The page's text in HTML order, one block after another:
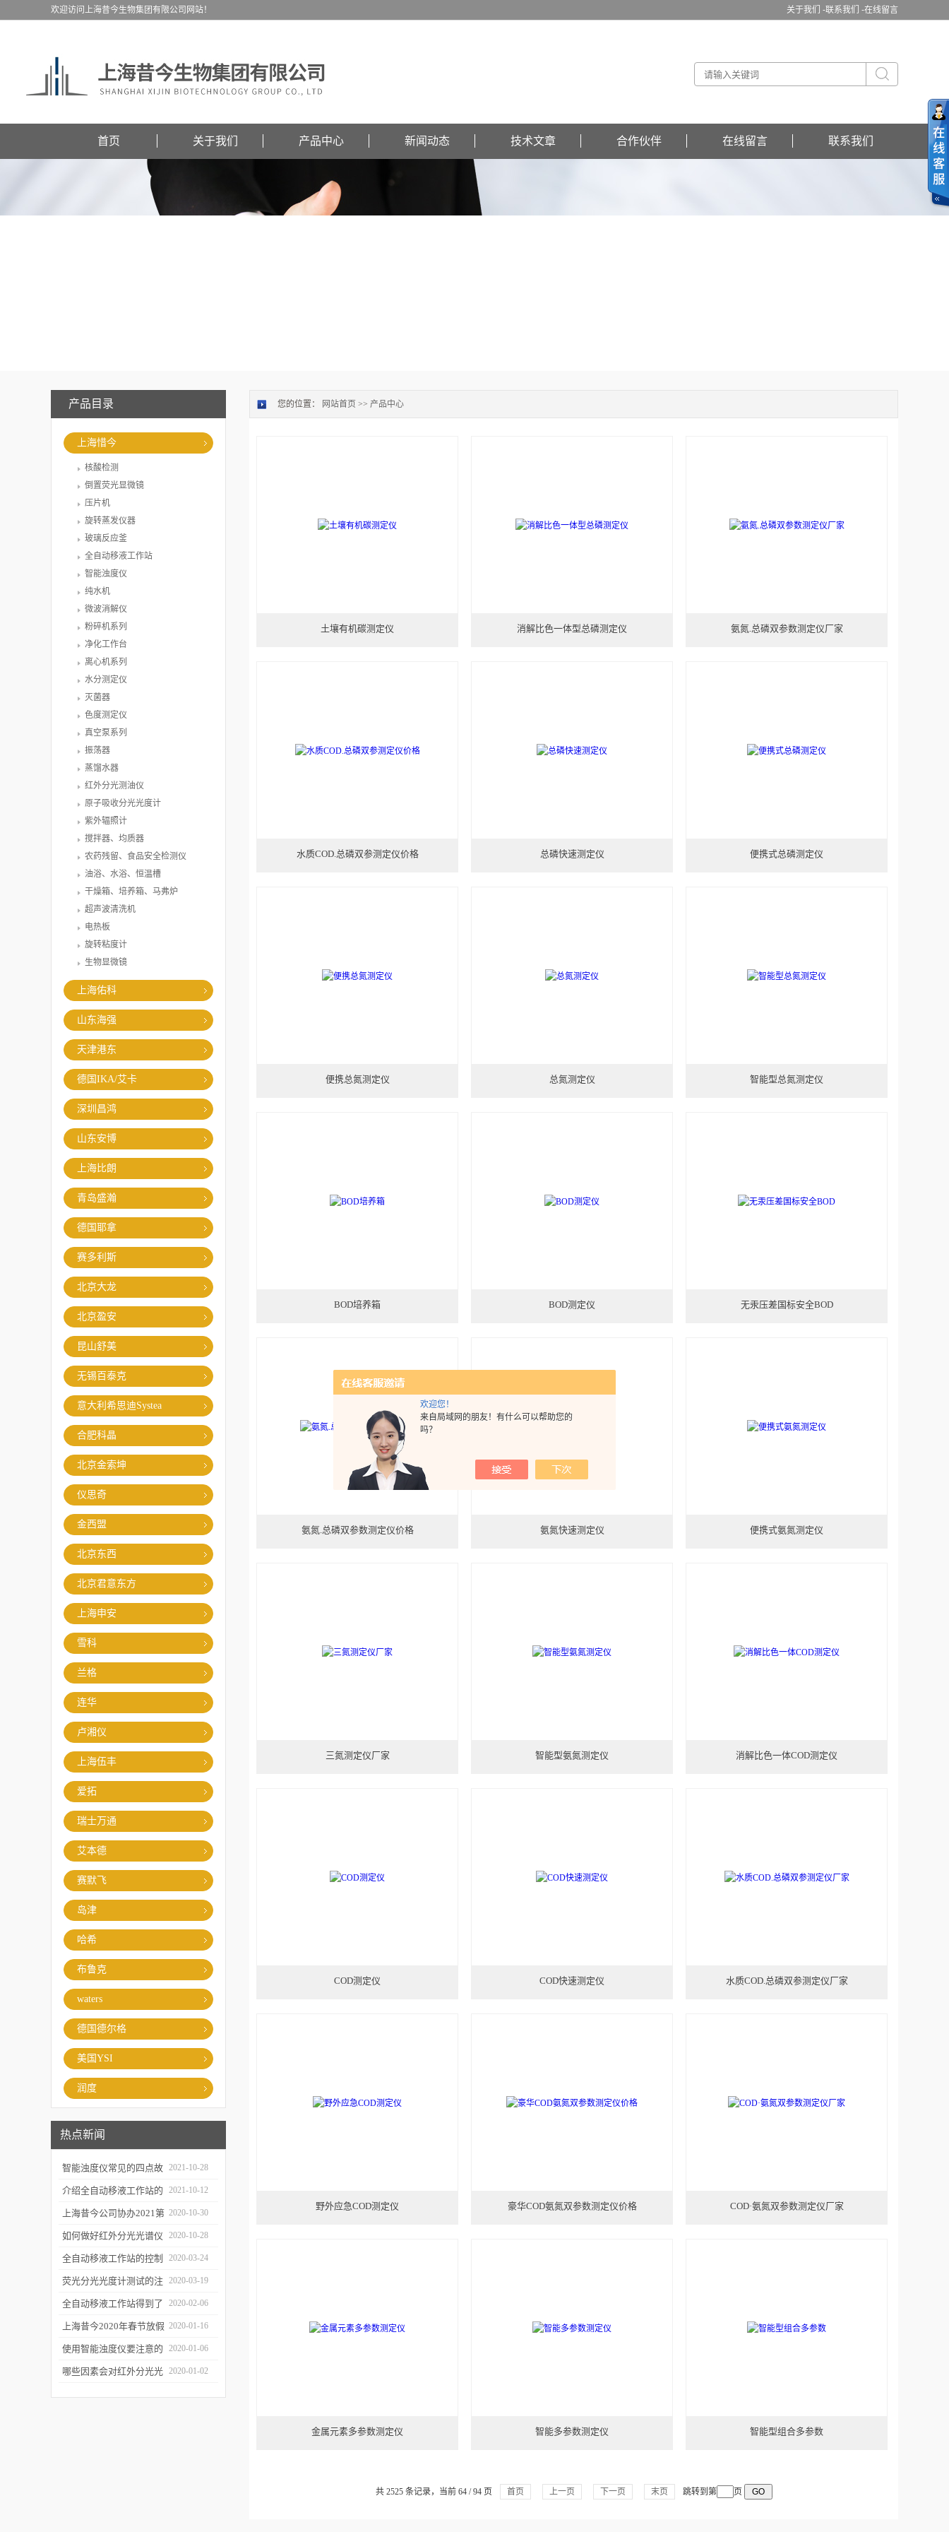
欢迎您！
来自局域网的朋友！有什么可以帮助您的
吗？
关于我们 -联系我们 -在线留言
欢迎访问上海昔今生物集团有限公司网站！
首页 关于我们 产品中心 新闻动态 技术文章 合作伙伴 在线留言 联系我们
产品目录
上海惜今
核酸检测
倒置荧光显微镜
压片机
旋转蒸发仪器
玻璃反应釜
全自动移液工作站
智能浊度仪
纯水机
微波消解仪
粉碎机系列
净化工作台
离心机系列
水分测定仪
灭菌器
色度测定仪
真空泵系列
振荡器
蒸馏水器
红外分光测油仪
原子吸收分光光度计
紫外辐照计
搅拌器、均质器
农药残留、食品安全检测仪
油浴、水浴、恒温槽
干燥箱、培养箱、马弗炉
超声波清洗机
电热板
旋转粘度计
生物显微镜
上海佑科
山东海强
天津港东
德国IKA/艾卡
深圳昌鸿
山东安博
上海比朗
青岛盛瀚
德国耶拿
赛多利斯
北京大龙
北京盈安
昆山舒美
无锡百泰克
意大利希思迪Systea
合肥科晶
北京金索坤
仪思奇
金西盟
北京东西
北京君意东方
上海申安
雪科
兰格
连华
卢湘仪
上海伍丰
爱拓
瑞士万通
艾本德
赛默飞
岛津
哈希
布鲁克
waters
德国德尔格
美国YSI
润度
热点新闻
智能浊度仪常见的四点故
障
2021-10-28
介绍全自动移液工作站的
三种移液方式
2021-10-12
上海昔今公司协办2021第
二届上海沪助科研圈发展
年会
2020-10-30
如何做好红外分光光谱仪
的防潮工作
2020-10-28
全自动移液工作站的控制
软件有哪些特点
2020-03-24
荧光分光光度计测试的注
意事项有哪些
2020-03-19
全自动移液工作站得到了
广泛的应用
2020-02-06
上海昔今2020年春节放假
通知
2020-01-16
使用智能浊度仪要注意的
几个要点
2020-01-06
哪些因素会对红外分光光 2020-01-02
您的位置： 网站首页 >> 产品中心
土壤有机碳测定仪 消解比色一体型总磷测定仪 氨氮.总磷双参数测定仪厂家
水质COD.总磷双参测定仪价格 总磷快速测定仪 便携式总磷测定仪
便携总氮测定仪 总氮测定仪 智能型总氮测定仪
BOD培养箱 BOD测定仪 无汞压差国标安全BOD
氨氮.总磷双参数测定仪价格 氨氮快速测定仪 便携式氨氮测定仪
三氮测定仪厂家 智能型氨氮测定仪 消解比色一体COD测定仪
COD测定仪 COD快速测定仪 水质COD.总磷双参测定仪厂家
野外应急COD测定仪 豪华COD氨氮双参数测定仪价格 COD·氨氮双参数测定仪厂家
金属元素多参数测定仪 智能多参数测定仪 智能型组合多参数
共 2525 条记录，当前 64 / 94 页 首页 上一页 下一页 末页 跳转到第 页